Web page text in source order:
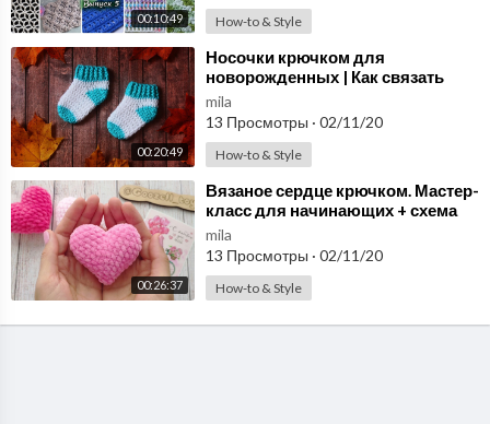
00:10:49 How-to & Style
00:20:49
⁣Носочки крючком для
новорожденных | Как связать
носочки крючком
mila
13 Просмотры · 02/11/20
How-to & Style
00:26:37
⁣Вязаное сердце крючком. Мастер-
класс для начинающих + схема
вязания амигуруми
mila
13 Просмотры · 02/11/20
How-to & Style